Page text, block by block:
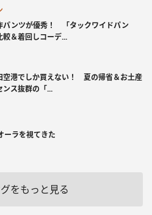
パンツが優秀！ 「タックワイドパン
較＆着回しコーデ...
空港でしか買えない！ 夏の帰省＆お土産
ンス抜群の「...
ーラを視てきた
をもっと見る